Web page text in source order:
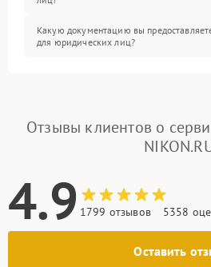
Какую документацию вы
для юридических лиц?
Отзывы клиентов о
4.9 1799 отзывов 5358
Оставить